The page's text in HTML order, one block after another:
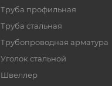
Труба профильная
Труба стальная
Трубопроводная арматура
Уголок стальной
Швеллер